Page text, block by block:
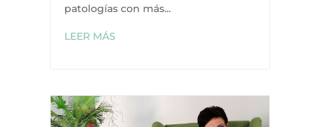
patologías con más...
LEER MÁS